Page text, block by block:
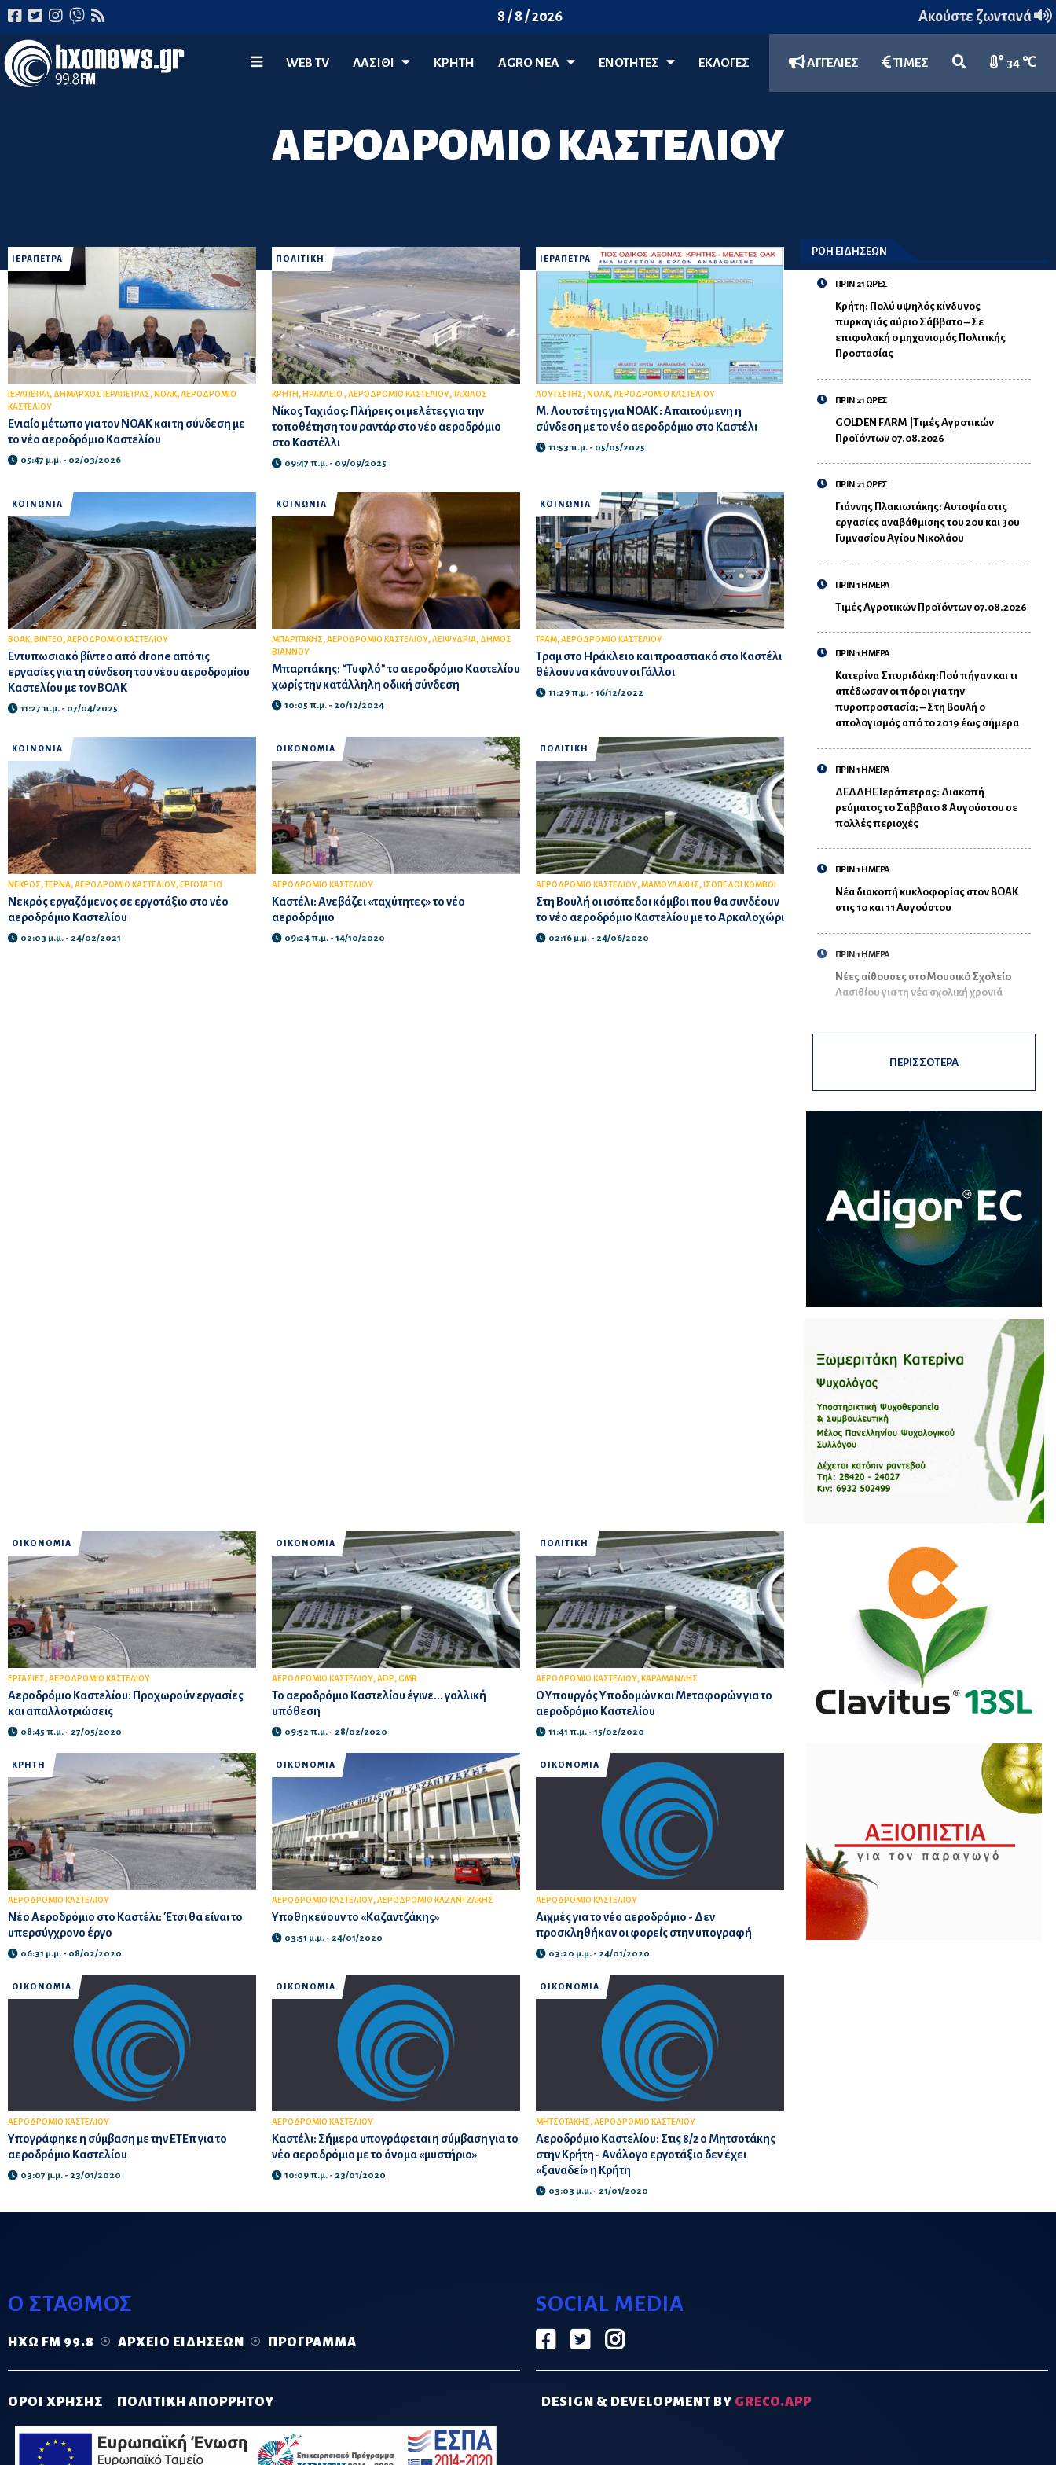
8 / 8 / 2026 Ακούστε ζωντανά
WEB TV ΛΑΣΊΘΙ ΚΡΗΤΗ AGRO ΝΈΑ ΕΝΟΤΗΤΕΣ ΕΚΛΟΓΕΣ ΑΓΓΕΛΙΕΣ ΤΙΜΕΣ 34 ℃
ΑΕΡΟΔΡΟΜΙΟ ΚΑΣΤΕΛΙΟΥ
ΙΕΡΑΠΕΤΡΑ
ΙΕΡΑΠΕΤΡΑ, ΔΗΜΑΡΧΟΣ ΙΕΡΑΠΕΤΡΑΣ, ΝΟΑΚ,ΑΕΡΟΔΡΟΜΙΟ
ΚΑΣΤΕΛΙΟΥ
Ενιαίο μέτωπο για τον ΝΟΑΚ και τη σύνδεση με
το νέο αεροδρόμιο Καστελίου
05:47 μ.μ. - 02/03/2026
ΠΟΛΙΤΙΚΗ
ΚΡΗΤΗ, ΗΡΑΚΛΕΙΟ ,ΑΕΡΟΔΡΟΜΙΟ ΚΑΣΤΕΛΙΟΥ,ΤΑΧΙΑΟΣ
Νίκος Ταχιάος: Πλήρεις οι μελέτες για την
τοποθέτηση του ραντάρ στο νέο αεροδρόμιο
στο Καστέλλι
09:47 π.μ. - 09/09/2025
ΙΕΡΑΠΕΤΡΑ
ΛΟΥΤΣΕΤΗΣ, ΝΟΑΚ,ΑΕΡΟΔΡΟΜΙΟ ΚΑΣΤΕΛΙΟΥ
Μ. Λουτσέτης για ΝΟΑΚ : Απαιτούμενη η
σύνδεση με το νέο αεροδρόμιο στο Καστέλι
11:53 π.μ. - 05/05/2025
ΚΟΙΝΩΝΙΑ
ΒΟΑΚ, ΒΙΝΤΕΟ,ΑΕΡΟΔΡΟΜΙΟ ΚΑΣΤΕΛΙΟΥ
Εντυπωσιακό βίντεο από drone από τις
εργασίες για τη σύνδεση του νέου αεροδρομίου
Καστελίου με τον ΒΟΑΚ
11:27 π.μ. - 07/04/2025
ΚΟΙΝΩΝΙΑ
ΜΠΑΡΙΤΑΚΗΣ,ΑΕΡΟΔΡΟΜΙΟ ΚΑΣΤΕΛΙΟΥ,ΛΕΙΨΥΔΡΙΑ, ΔΗΜΟΣ
ΒΙΑΝΝΟΥ
Μπαριτάκης: “Τυφλό” το αεροδρόμιο Καστελίου
χωρίς την κατάλληλη οδική σύνδεση
10:05 π.μ. - 20/12/2024
ΚΟΙΝΩΝΙΑ
ΤΡΑΜ,ΑΕΡΟΔΡΟΜΙΟ ΚΑΣΤΕΛΙΟΥ
Τραμ στο Ηράκλειο και προαστιακό στο Καστέλι
θέλουν να κάνουν οι Γάλλοι
11:29 π.μ. - 16/12/2022
ΚΟΙΝΩΝΙΑ
ΝΕΚΡΟΣ,ΤΕΡΝΑ,ΑΕΡΟΔΡΟΜΙΟ ΚΑΣΤΕΛΙΟΥ, ΕΡΓΟΤΑΞΙΟ
Νεκρός εργαζόμενος σε εργοτάξιο στο νέο
αεροδρόμιο Καστελίου
02:03 μ.μ. - 24/02/2021
ΟΙΚΟΝΟΜΙΑ
ΑΕΡΟΔΡΟΜΙΟ ΚΑΣΤΕΛΙΟΥ
Καστέλι: Ανεβάζει «ταχύτητες» το νέο
αεροδρόμιο
09:24 π.μ. - 14/10/2020
ΠΟΛΙΤΙΚΗ
ΑΕΡΟΔΡΟΜΙΟ ΚΑΣΤΕΛΙΟΥ,ΜΑΜΟΥΛΑΚΗΣ, ΙΣΟΠΕΔΟΙ ΚΟΜΒΟΙ
Στη Βουλή οι ισόπεδοι κόμβοι που θα συνδέουν
το νέο αεροδρόμιο Καστελίου με το Αρκαλοχώρι
02:16 μ.μ. - 24/06/2020
ΡΟΗ ΕΙΔΗΣΕΩΝ
ΠΡΙΝ 21 ΩΡΕΣ
Κρήτη: Πολύ υψηλός κίνδυνος
πυρκαγιάς αύριο Σάββατο – Σε
επιφυλακή ο μηχανισμός Πολιτικής
Προστασίας
ΠΡΙΝ 21 ΩΡΕΣ
GOLDEN FARM |Τιμές Αγροτικών
Προϊόντων 07.08.2026
ΠΡΙΝ 21 ΩΡΕΣ
Γιάννης Πλακιωτάκης: Αυτοψία στις
εργασίες αναβάθμισης του 2ου και 3ου
Γυμνασίου Αγίου Νικολάου
ΠΡΙΝ 1 ΗΜΕΡΑ
Τιμές Αγροτικών Προϊόντων 07.08.2026
ΠΡΙΝ 1 ΗΜΕΡΑ
Κατερίνα Σπυριδάκη:Πού πήγαν και τι
απέδωσαν οι πόροι για την
πυροπροστασία; – Στη Βουλή ο
απολογισμός από το 2019 έως σήμερα
ΠΡΙΝ 1 ΗΜΕΡΑ
ΔΕΔΔΗΕ Ιεράπετρας: Διακοπή
ρεύματος το Σάββατο 8 Αυγούστου σε
πολλές περιοχές
ΠΡΙΝ 1 ΗΜΕΡΑ
Νέα διακοπή κυκλοφορίας στον ΒΟΑΚ
στις 10 και 11 Αυγούστου
ΠΡΙΝ 1 ΗΜΕΡΑ
Νέες αίθουσες στο Μουσικό Σχολείο
Λασιθίου για τη νέα σχολική χρονιά
ΠΕΡΙΣΣΟΤΕΡΑ
ΟΙΚΟΝΟΜΙΑ
ΕΡΓΑΣΙΕΣ,ΑΕΡΟΔΡΟΜΙΟ ΚΑΣΤΕΛΙΟΥ
Αεροδρόμιο Καστελίου: Προχωρούν εργασίες
και απαλλοτριώσεις
08:45 π.μ. - 27/05/2020
ΟΙΚΟΝΟΜΙΑ
ΑΕΡΟΔΡΟΜΙΟ ΚΑΣΤΕΛΙΟΥ,ADP,GMR
Το αεροδρόμιο Καστελίου έγινε... γαλλική
υπόθεση
09:52 π.μ. - 28/02/2020
ΠΟΛΙΤΙΚΗ
ΑΕΡΟΔΡΟΜΙΟ ΚΑΣΤΕΛΙΟΥ, ΚΑΡΑΜΑΝΛΗΣ
Ο Υπουργός Υποδομών και Μεταφορών για το
αεροδρόμιο Καστελίου
11:41 π.μ. - 15/02/2020
ΚΡΗΤΗ
ΑΕΡΟΔΡΟΜΙΟ ΚΑΣΤΕΛΙΟΥ
Νέο Αεροδρόμιο στο Καστέλι: Έτσι θα είναι το
υπερσύγχρονο έργο
06:31 μ.μ. - 08/02/2020
ΟΙΚΟΝΟΜΙΑ
ΑΕΡΟΔΡΟΜΙΟ ΚΑΣΤΕΛΙΟΥ,ΑΕΡΟΔΡΟΜΙΟ ΚΑΖΑΝΤΖΑΚΗΣ
Υποθηκεύουν το «Καζαντζάκης»
03:51 μ.μ. - 24/01/2020
ΟΙΚΟΝΟΜΙΑ
ΑΕΡΟΔΡΟΜΙΟ ΚΑΣΤΕΛΙΟΥ
Αιχμές για το νέο αεροδρόμιο - Δεν
προσκληθήκαν οι φορείς στην υπογραφή
03:20 μ.μ. - 24/01/2020
ΟΙΚΟΝΟΜΙΑ
ΑΕΡΟΔΡΟΜΙΟ ΚΑΣΤΕΛΙΟΥ
Υπογράφηκε η σύμβαση με την ΕΤΕπ για το
αεροδρόμιο Καστελίου
03:07 μ.μ. - 23/01/2020
ΟΙΚΟΝΟΜΙΑ
ΑΕΡΟΔΡΟΜΙΟ ΚΑΣΤΕΛΙΟΥ
Καστέλι: Σήμερα υπογράφεται η σύμβαση για το
νέο αεροδρόμιο με το όνομα «μυστήριο»
10:09 π.μ. - 23/01/2020
ΟΙΚΟΝΟΜΙΑ
ΜΗΤΣΟΤΑΚΗΣ,ΑΕΡΟΔΡΟΜΙΟ ΚΑΣΤΕΛΙΟΥ
Αεροδρόμιο Καστελίου: Στις 8/2 ο Μητσοτάκης
στην Κρήτη - Ανάλογο εργοτάξιο δεν έχει
«ξαναδεί» η Κρήτη
03:03 μ.μ. - 21/01/2020
Ο ΣΤΑΘΜΟΣ
ΗΧΏ FM 99.8 ΑΡΧΕΊΟ ΕΙΔΉΣΕΩΝ ΠΡΌΓΡΑΜΜΑ
SOCIAL MEDIA
ΟΡΟΙ ΧΡΗΣΗΣ ΠΟΛΙΤΙΚΗ ΑΠΟΡΡΗΤΟΥ DESIGN & DEVELOPMENT BY GRECO.APP